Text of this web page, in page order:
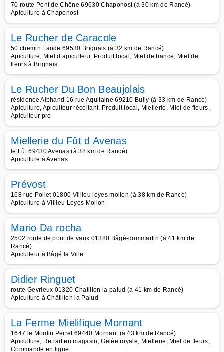
70 route Pont de Chêne 69630 Chaponost (à 30 km de Rancé)
Apiculture à Chaponost
Le Rucher de Caracole
50 chemin Lande 69530 Brignais (à 32 km de Rancé)
Apiculture, Miel d apiculteur, Produit local, Miel de france, Miel de
fleurs à Brignais
Le Rucher Du Bon Beaujolais
résidence Alphand 16 rue Aquitaine 69210 Bully (à 33 km de Rancé)
Apiculture, Apiculteur récoltant, Produit local, Miellerie, Miel de fleurs,
Apiculteur pro
Miellerie du Fût d Avenas
le Fût 69430 Avenas (à 38 km de Rancé)
Apiculture à Avenas
Prévost
168 rue Pollet 01800 Villieu loyes mollon (à 38 km de Rancé)
Apiculture à Villieu Loyes Mollon
Mario Da rocha
2502 route de pont de vaux 01380 Bâgé-dommartin (à 41 km de
Rancé)
Apiculteur à Bâgé la Ville
Didier Ringuet
route Gevrieux 01320 Chatillon la palud (à 41 km de Rancé)
Apiculture à Châtillon la Palud
La Ferme Mielifique Mornant
1647 le Moulin Perret 69440 Mornant (à 43 km de Rancé)
Apiculture, Retrait en magasin, Gelée royale, Miellerie, Miel de fleurs,
Commande en ligne